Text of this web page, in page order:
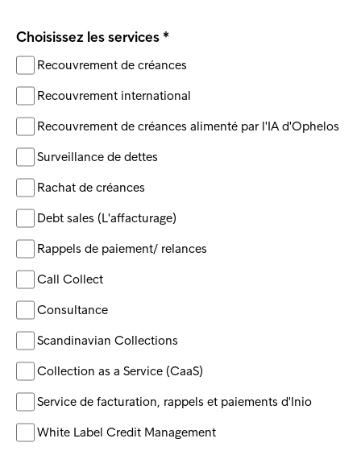
Choisissez les services
Recouvrement de créances
Recouvrement international
Recouvrement de créances alimenté par l'IA d'Ophelos
Surveillance de dettes
Rachat de créances
Debt sales (L'affacturage)
Rappels de paiement/ relances
Call Collect
Consultance
Scandinavian Collections
Collection as a Service (CaaS)
Service de facturation, rappels et paiements d'Inio
White Label Credit Management